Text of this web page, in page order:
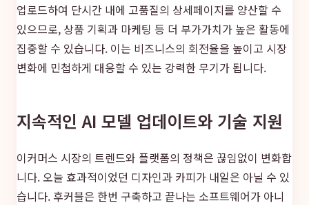
업로드하여 단시간 내에 고품질의 상세페이지를 양산할 수
있으므로, 상품 기획과 마케팅 등 더 부가가치가 높은 활동에
집중할 수 있습니다. 이는 비즈니스의 회전율을 높이고 시장
변화에 민첩하게 대응할 수 있는 강력한 무기가 됩니다.
지속적인 AI 모델 업데이트와 기술 지원
이커머스 시장의 트렌드와 플랫폼의 정책은 끊임없이 변화합
니다. 오늘 효과적이었던 디자인과 카피가 내일은 아닐 수 있
습니다. 후커블은 한번 구축하고 끝나는 소프트웨어가 아니